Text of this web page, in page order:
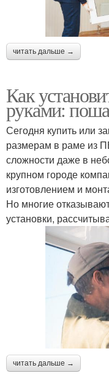
читать дальше →
Как
руками:
Сегодня купить или
размерам в раме из
сложности даже в
крупном городе
изготовлением и
Но многие
установки,
читать дальше →